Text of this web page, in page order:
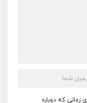
زمانی که دوباره